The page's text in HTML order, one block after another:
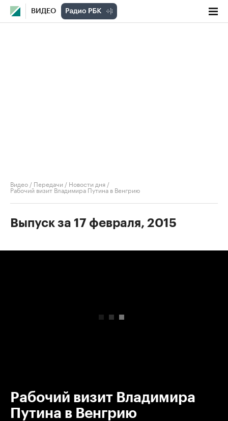
ВИДЕО
Видео / Передачи / Новости дня /
Рабочий визит Владимира Путина в Венгрию
Выпуск за 17 февраля, 2015
Рабочий визит Владимира
Путина в Венгрию